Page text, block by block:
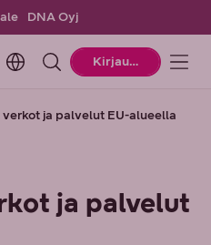
DNA Oyj
Change language. Current
Kirjaudu
ja palvelut EU-alueella
ja palvelut